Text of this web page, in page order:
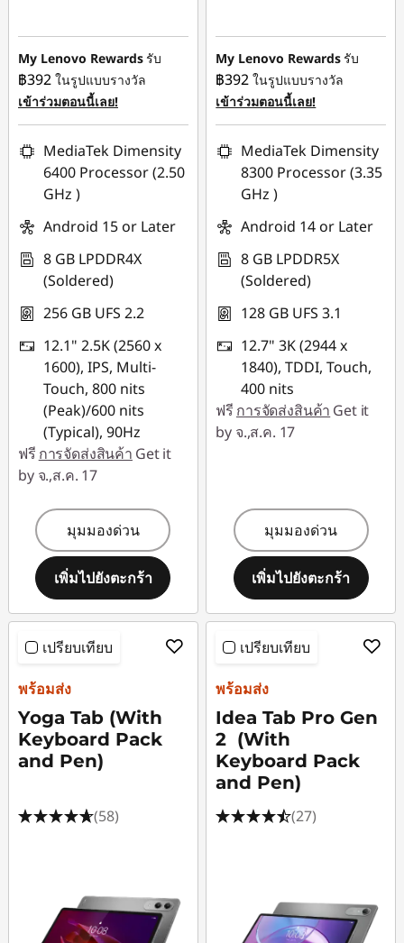
My Lenovo Rewardsรับ
฿392 ในรูปแบบรางวัล
เข้าร่วมตอนนี้เลย!
MediaTek Dimensity
6400 Processor (2.50
GHz )
Android 15 or Later
8 GB LPDDR4X
(Soldered)
256 GB UFS 2.2
12.1" 2.5K (2560 x
1600), IPS, Multi-
Touch, 800 nits
(Peak)/600 nits
(Typical), 90Hz
ฟรี การจัดส่งสินค้า Get it
by จ.,ส.ค. 17
มุมมองด่วน
เพิ่มไปยังตะกร้า
My Lenovo Rewardsรับ
฿392 ในรูปแบบรางวัล
เข้าร่วมตอนนี้เลย!
MediaTek Dimensity
8300 Processor (3.35
GHz )
Android 14 or Later
8 GB LPDDR5X
(Soldered)
128 GB UFS 3.1
12.7" 3K (2944 x
1840), TDDI, Touch,
400 nits
ฟรี การจัดส่งสินค้า Get it
by จ.,ส.ค. 17
มุมมองด่วน
เพิ่มไปยังตะกร้า
เปรียบเทียบ
พร้อมส่ง
Yoga Tab (With
Keyboard Pack
and Pen)
(58)
เปรียบเทียบ
พร้อมส่ง
Idea Tab Pro Gen
2 (With
Keyboard Pack
and Pen)
(27)